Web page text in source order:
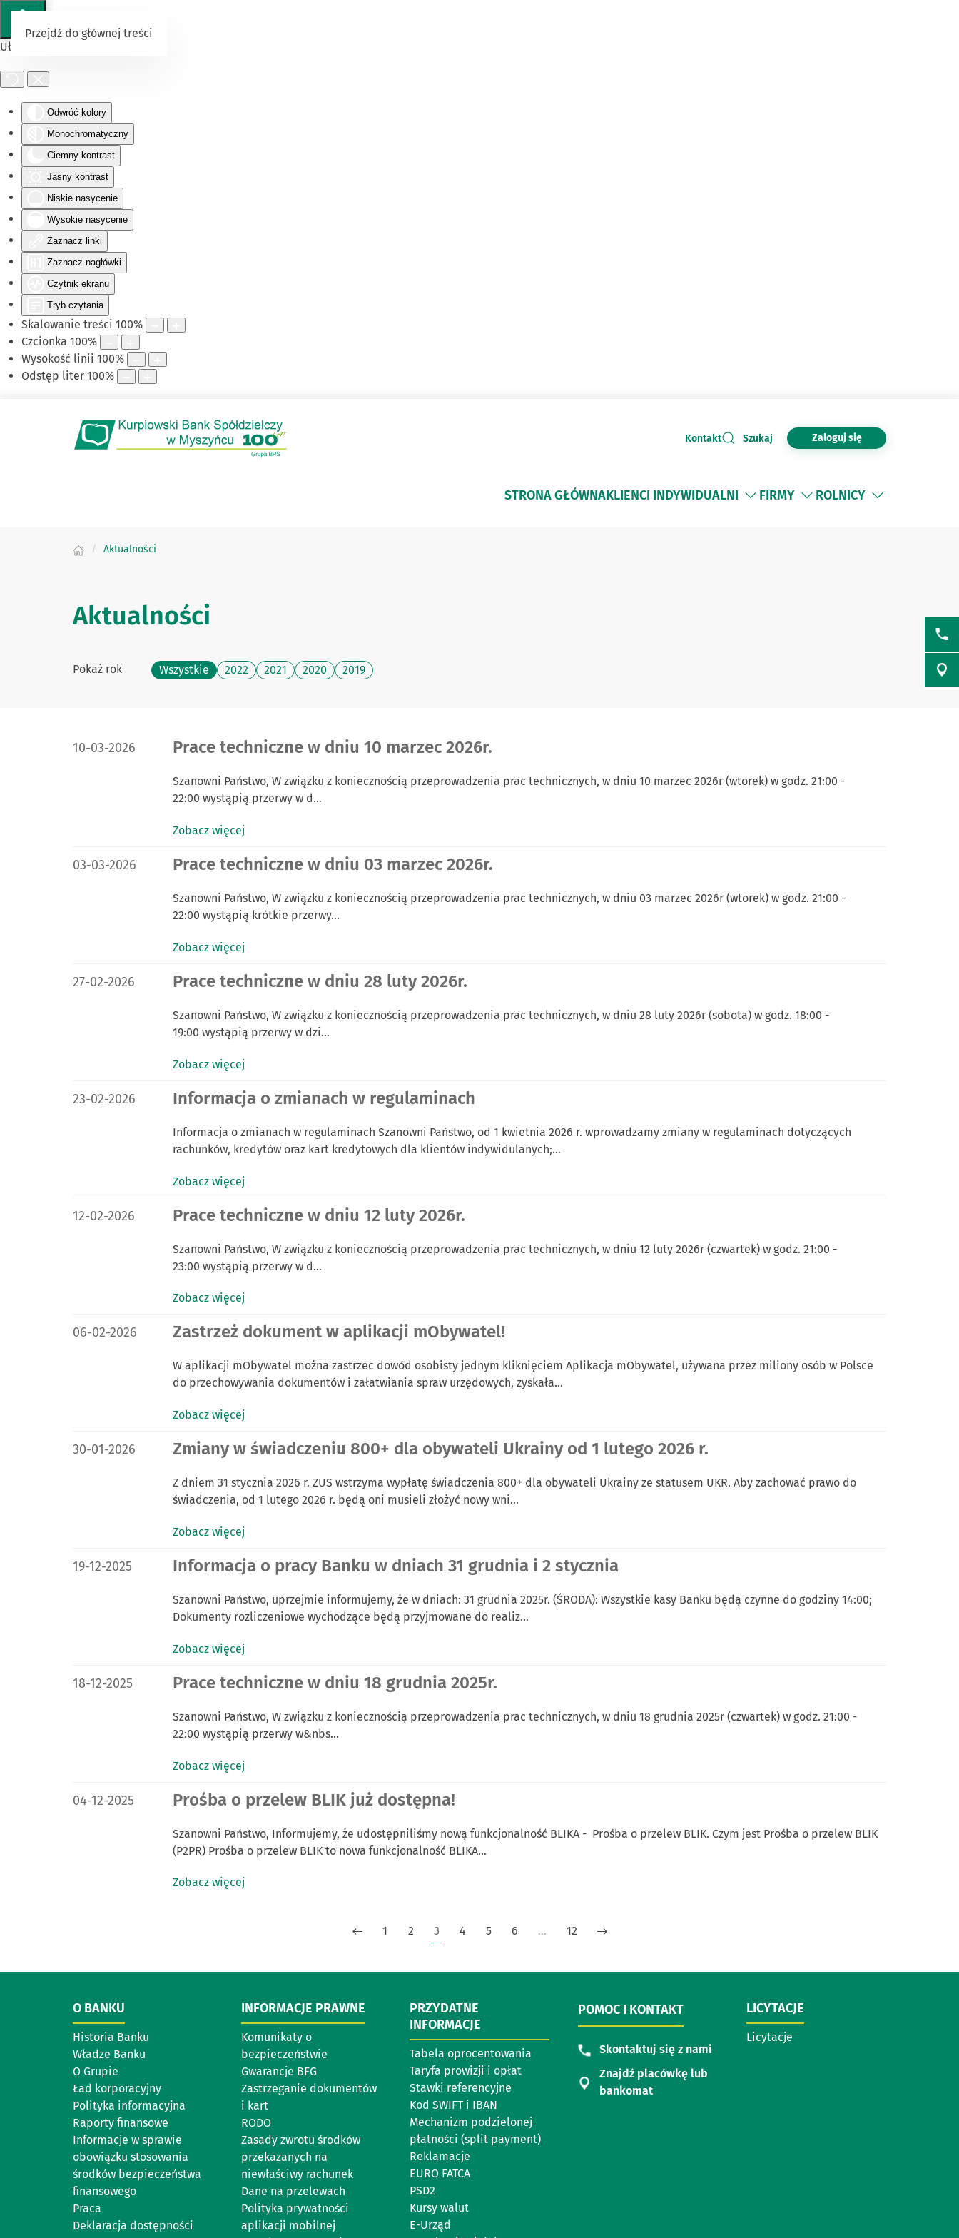
Ułatwienia dostępu
Odwróć kolory
Monochromatyczny
Ciemny kontrast
Jasny kontrast
Niskie nasycenie
Wysokie nasycenie
Zaznacz linki
Zaznacz nagłówki
Czytnik ekranu
Tryb czytania
Skalowanie treści 100%
Czcionka 100%
Wysokość linii 100%
Odstęp liter 100%
Przejdź do głównej treści
Kontakt Szukaj Zaloguj się
STRONA GŁÓWNAKLIENCI INDYWIDUALNI FIRMY ROLNICY
Aktualności
Aktualności
Pokaż rok Wszystkie 2022 2021 2020 2019
DATA PUBLIKACJI:
10-03-2026 Prace techniczne w dniu 10 marzec 2026r.
Szanowni Państwo, W związku z koniecznością przeprowadzenia prac technicznych, w dniu 10 marzec 2026r (wtorek) w godz. 21:00 -
22:00 wystąpią przerwy w d…
Zobacz więcej
DATA PUBLIKACJI:
03-03-2026 Prace techniczne w dniu 03 marzec 2026r.
Szanowni Państwo, W związku z koniecznością przeprowadzenia prac technicznych, w dniu 03 marzec 2026r (wtorek) w godz. 21:00 -
22:00 wystąpią krótkie przerwy…
Zobacz więcej
DATA PUBLIKACJI:
27-02-2026 Prace techniczne w dniu 28 luty 2026r.
Szanowni Państwo, W związku z koniecznością przeprowadzenia prac technicznych, w dniu 28 luty 2026r (sobota) w godz. 18:00 -
19:00 wystąpią przerwy w dzi…
Zobacz więcej
DATA PUBLIKACJI:
23-02-2026 Informacja o zmianach w regulaminach
Informacja o zmianach w regulaminach Szanowni Państwo, od 1 kwietnia 2026 r. wprowadzamy zmiany w regulaminach dotyczących
rachunków, kredytów oraz kart kredytowych dla klientów indywidulanych;…
Zobacz więcej
DATA PUBLIKACJI:
12-02-2026 Prace techniczne w dniu 12 luty 2026r.
Szanowni Państwo, W związku z koniecznością przeprowadzenia prac technicznych, w dniu 12 luty 2026r (czwartek) w godz. 21:00 -
23:00 wystąpią przerwy w d…
Zobacz więcej
DATA PUBLIKACJI:
06-02-2026 Zastrzeż dokument w aplikacji mObywatel!
W aplikacji mObywatel można zastrzec dowód osobisty jednym kliknięciem Aplikacja mObywatel, używana przez miliony osób w Polsce
do przechowywania dokumentów i załatwiania spraw urzędowych, zyskała…
Zobacz więcej
DATA PUBLIKACJI:
30-01-2026 Zmiany w świadczeniu 800+ dla obywateli Ukrainy od 1 lutego 2026 r.
Z dniem 31 stycznia 2026 r. ZUS wstrzyma wypłatę świadczenia 800+ dla obywateli Ukrainy ze statusem UKR. Aby zachować prawo do
świadczenia, od 1 lutego 2026 r. będą oni musieli złożyć nowy wni…
Zobacz więcej
DATA PUBLIKACJI:
19-12-2025 Informacja o pracy Banku w dniach 31 grudnia i 2 stycznia
Szanowni Państwo, uprzejmie informujemy, że w dniach: 31 grudnia 2025r. (ŚRODA): Wszystkie kasy Banku będą czynne do godziny 14:00;
Dokumenty rozliczeniowe wychodzące będą przyjmowane do realiz…
Zobacz więcej
DATA PUBLIKACJI:
18-12-2025 Prace techniczne w dniu 18 grudnia 2025r.
Szanowni Państwo, W związku z koniecznością przeprowadzenia prac technicznych, w dniu 18 grudnia 2025r (czwartek) w godz. 21:00 -
22:00 wystąpią przerwy w&nbs…
Zobacz więcej
DATA PUBLIKACJI:
04-12-2025 Prośba o przelew BLIK już dostępna!
Szanowni Państwo, Informujemy, że udostępniliśmy nową funkcjonalność BLIKA - Prośba o przelew BLIK. Czym jest Prośba o przelew BLIK
(P2PR) Prośba o przelew BLIK to nowa funkcjonalność BLIKA…
Zobacz więcej
1 2 3 4 5 6 … 12
O BANKU
Historia Banku
Władze Banku
O Grupie
Ład korporacyjny
Polityka informacyjna
Raporty finansowe
Informacje w sprawie
obowiązku stosowania
środków bezpieczeństwa
finansowego
Praca
Deklaracja dostępności
INFORMACJE PRAWNE
Komunikaty o
bezpieczeństwie
Gwarancje BFG
Zastrzeganie dokumentów
i kart
RODO
Zasady zwrotu środków
przekazanych na
niewłaściwy rachunek
Dane na przelewach
Polityka prywatności
aplikacji mobilnej
PRZYDATNE
INFORMACJE
Tabela oprocentowania
Taryfa prowizji i opłat
Stawki referencyjne
Kod SWIFT i IBAN
Mechanizm podzielonej
płatności (split payment)
Reklamacje
EURO FATCA
PSD2
Kursy walut
E-Urząd
POMOC I KONTAKT
Skontaktuj się z nami
Znajdź placówkę lub
bankomat
LICYTACJE
Licytacje